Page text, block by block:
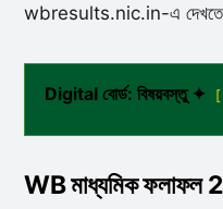
wbresults.nic.in-এ দেখতে
Digital বোর্ড: বিষয়বস্তু ✦
WB মাধ্যমিক ফলাফল